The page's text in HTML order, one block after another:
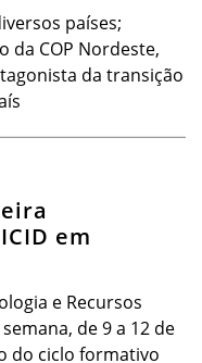
países;
da COP Nordeste,
da transição
em
e Recursos
de 9 a 12 de
do ciclo formativo